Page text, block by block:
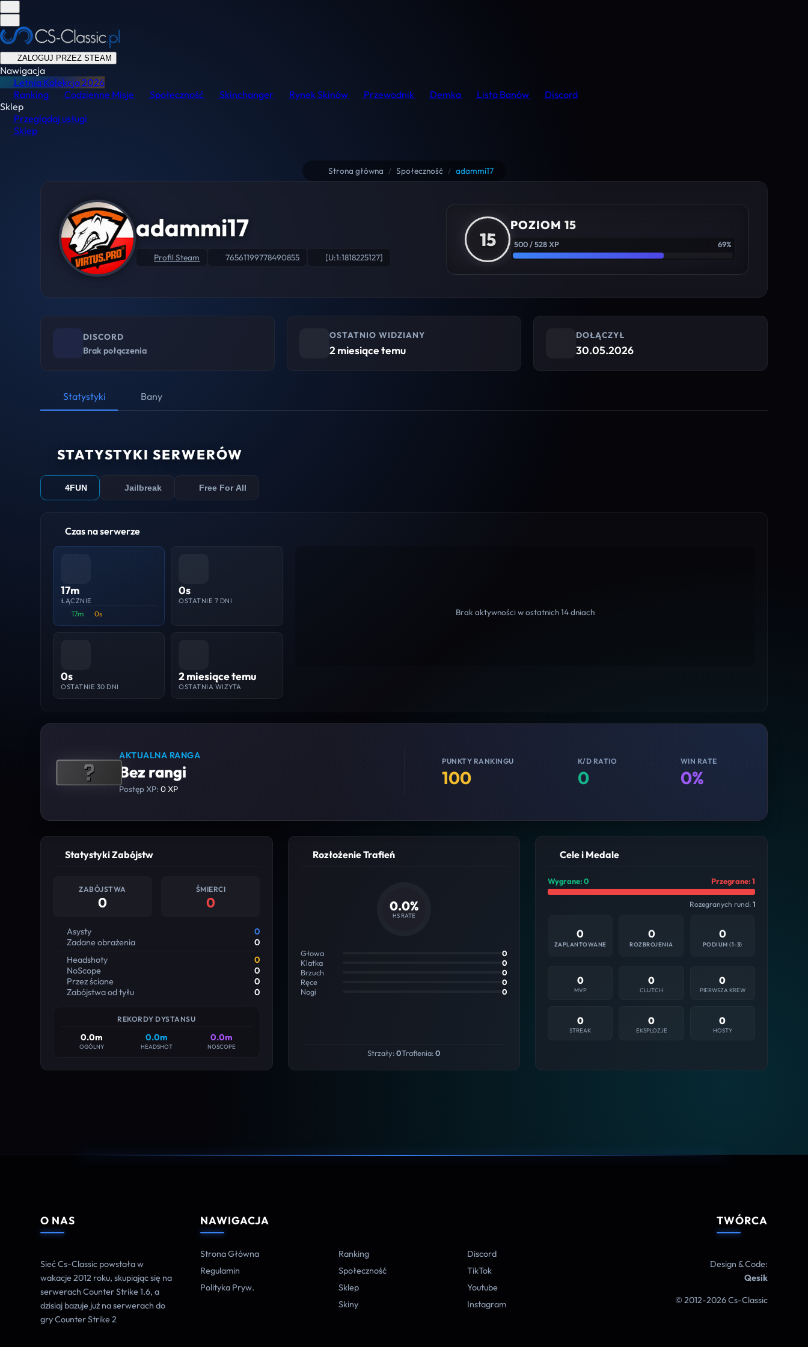
ZALOGUJ PRZEZ STEAM
Nawigacja
Letnia Kolekcja2026
Ranking
Codzienne Misje Społeczność Skinchanger Rynek Skinów Przewodnik Demka Lista Banów
Discord
Sklep
Przeglądaj usługi
Sklep
Strona główna / Społeczność / adammi17
adammi17
Profil Steam 76561199778490855 [U:1:1818225127]
15
POZIOM 15
500 / 528 XP 69%
DISCORD
Brak połączenia
OSTATNIO WIDZIANY
2 miesiące temu
DOŁĄCZYŁ
30.05.2026
Statystyki Bany
STATYSTYKI SERWERÓW
4FUN Jailbreak Free For All
Czas na serwerze
17m
ŁĄCZNIE
17m 0s
0s
OSTATNIE 7 DNI
0s
OSTATNIE 30 DNI
2 miesiące temu
OSTATNIA WIZYTA
Brak aktywności w ostatnich 14 dniach
AKTUALNA RANGA
Bez rangi
Postęp XP:0 XP
PUNKTY RANKINGU
100
K/D RATIO
0
WIN RATE
0%
Statystyki Zabójstw
ZABÓJSTWA
0
ŚMIERCI
0
Asysty
0
Zadane obrażenia
0
Headshoty
0
NoScope
0
Przez ściane
0
Zabójstwa od tyłu
0
REKORDY DYSTANSU
0.0m
OGÓLNY
0.0m
HEADSHOT
0.0m
NOSCOPE
Rozłożenie Trafień
0.0%
HS RATE
Głowa
0
Klatka
0
Brzuch
0
Ręce
0
Nogi
0
Strzały:0Trafienia:0
Cele i Medale
Wygrane: 0 Przegrane: 1
Rozegranych rund: 1
0
ZAPLANTOWANE
0
ROZBROJENIA
0
PODIUM (1-3)
0
MVP
0
CLUTCH
0
PIERWSZA KREW
0
STREAK
0
EKSPLOZJE
0
HOSTY
O NAS
Sieć Cs-Classic powstała w
wakacje 2012 roku, skupiając się na
serwerach Counter Strike 1.6, a
dzisiaj bazuje już na serwerach do
gry Counter Strike 2
NAWIGACJA
Strona Główna
Regulamin
Polityka Pryw.
Ranking
Społeczność
Sklep
Skiny
Discord
TikTok
Youtube
Instagram
TWÓRCA
Design & Code:
Qesik
© 2012-2026 Cs-Classic